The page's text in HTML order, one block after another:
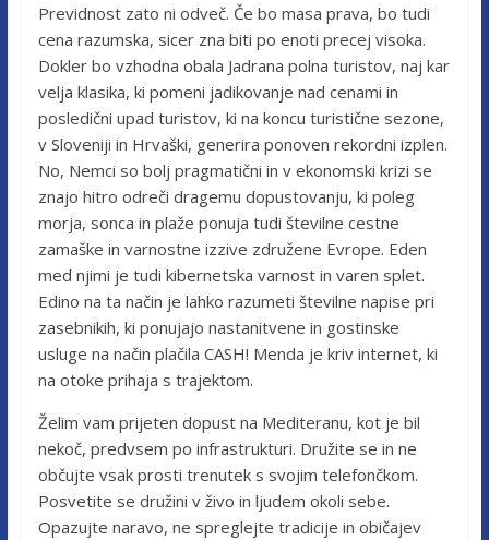
Previdnost zato ni odveč. Če bo masa prava, bo tudi
cena razumska, sicer zna biti po enoti precej visoka.
Dokler bo vzhodna obala Jadrana polna turistov, naj kar
velja klasika, ki pomeni jadikovanje nad cenami in
posledični upad turistov, ki na koncu turistične sezone,
v Sloveniji in Hrvaški, generira ponoven rekordni izplen.
No, Nemci so bolj pragmatični in v ekonomski krizi se
znajo hitro odreči dragemu dopustovanju, ki poleg
morja, sonca in plaže ponuja tudi številne cestne
zamaške in varnostne izzive združene Evrope. Eden
med njimi je tudi kibernetska varnost in varen splet.
Edino na ta način je lahko razumeti številne napise pri
zasebnikih, ki ponujajo nastanitvene in gostinske
usluge na način plačila CASH! Menda je kriv internet, ki
na otoke prihaja s trajektom.
Želim vam prijeten dopust na Mediteranu, kot je bil
nekoč, predvsem po infrastrukturi. Družite se in ne
občujte vsak prosti trenutek s svojim telefončkom.
Posvetite se družini v živo in ljudem okoli sebe.
Opazujte naravo, ne spreglejte tradicije in običajev